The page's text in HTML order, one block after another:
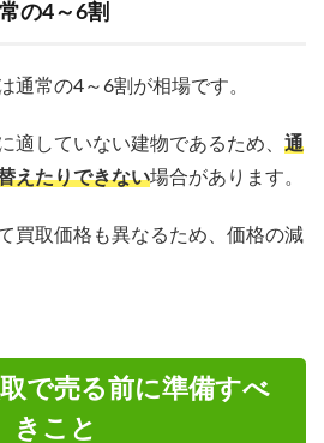
の4～6割
通常の4～6割が相場です。
適していない建物であるため、 通
えたりできない場合があります。
買取価格も異なるため、価格の減
で売る前に準備すべ
きこと